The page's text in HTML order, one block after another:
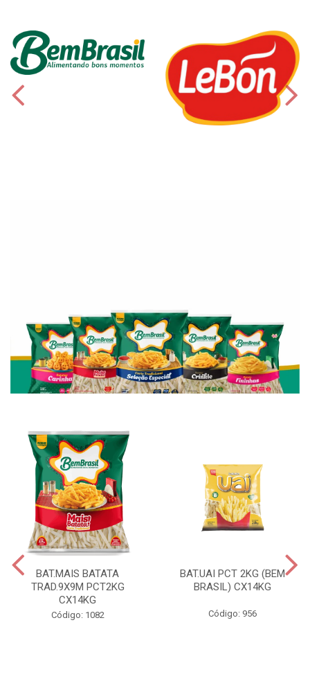
BAT.MAIS BATATA
TRAD.9X9M PCT2KG
CX14KG
Código: 1082
BAT.UAI PCT 2KG (BEM
BRASIL) CX14KG
Código: 956